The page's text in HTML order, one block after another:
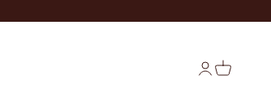
Login
Cart